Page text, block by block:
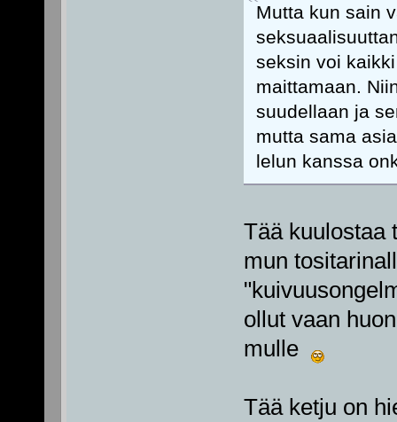
Mutta kun sain
seksin voi
maittamaan.
suudellaan ja
mutta sama
lelun kanssa
Tää kuulostaa
mun
ollut vaan
mulle
Tää ketju on